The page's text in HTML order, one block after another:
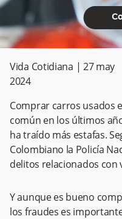
Vida Cotidiana | 27 may
2024
Comprar carros usados
común en los últimos
ha traído más estafas.
Colombiano la Policía
delitos relacionados con
Y aunque es bueno
los fraudes es